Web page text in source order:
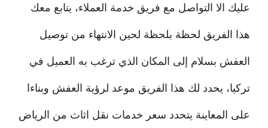
عليك الا التواصل مع فريق خدمة العملاء، يتابع معك
هذا الفريق لحظة بلحظة لحين الانتهاء من توصيل
العفش بسلام إلى المكان الذي ترغب به العميل في
تركيا، يحدد لك هذا الفريق موعد لرؤية العفش وبناءا
على المعاينة يتحدد سعر خدمات نقل اثاث من الرياض